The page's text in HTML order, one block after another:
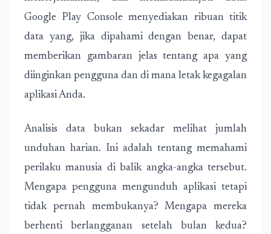
Google Play Console menyediakan ribuan titik
data yang, jika dipahami dengan benar, dapat
memberikan gambaran jelas tentang apa yang
diinginkan pengguna dan di mana letak kegagalan
aplikasi Anda.
Analisis data bukan sekadar melihat jumlah
unduhan harian. Ini adalah tentang memahami
perilaku manusia di balik angka-angka tersebut.
Mengapa pengguna mengunduh aplikasi tetapi
tidak pernah membukanya? Mengapa mereka
berhenti berlangganan setelah bulan kedua?